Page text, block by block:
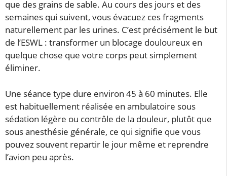
que des grains de sable. Au cours des jours et des
semaines qui suivent, vous évacuez ces fragments
naturellement par les urines. C’est précisément le but
de l’ESWL : transformer un blocage douloureux en
quelque chose que votre corps peut simplement
éliminer.
Une séance type dure environ 45 à 60 minutes. Elle
est habituellement réalisée en ambulatoire sous
sédation légère ou contrôle de la douleur, plutôt que
sous anesthésie générale, ce qui signifie que vous
pouvez souvent repartir le jour même et reprendre
l’avion peu après.